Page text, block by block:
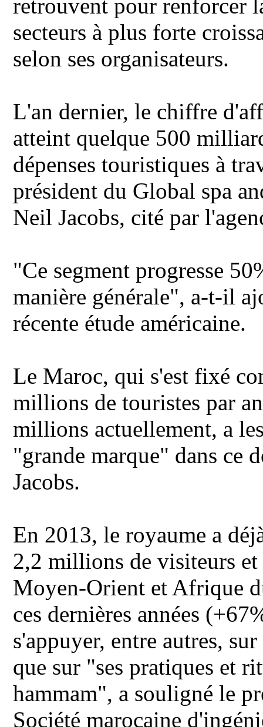
retrouvent pour renforcer
secteurs à plus forte
selon ses organisateurs.
L'an dernier, le chiffre
atteint quelque 500
dépenses touristiques à
président du Global spa
Neil Jacobs, cité par
"Ce segment progresse
manière générale", a-t-il
récente étude américaine.
Le Maroc, qui s'est fixé
millions de touristes par
millions actuellement, a
"grande marque" dans ce
Jacobs.
En 2013, le royaume a
2,2 millions de visiteurs
Moyen-Orient et Afrique
ces dernières années
s'appuyer, entre autres,
que sur "ses pratiques et
hammam", a souligné le
Société marocaine